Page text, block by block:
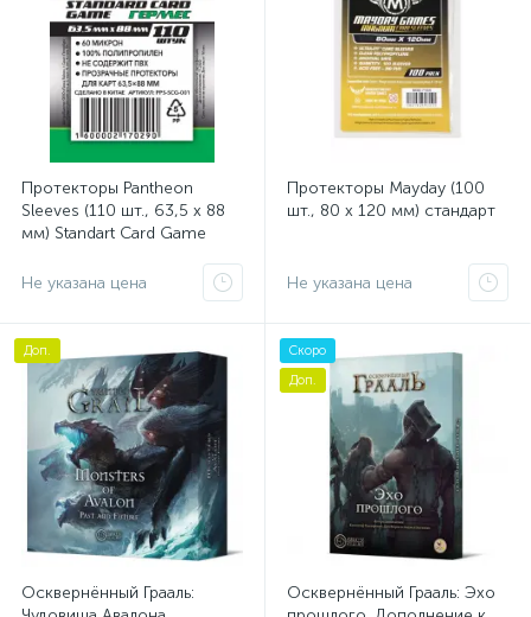
Протекторы Pantheon
Sleeves (110 шт., 63,5 x 88
мм) Standart Card Game
Не указана цена
Протекторы Mayday (100
шт., 80 x 120 мм) стандарт
Не указана цена
Доп.
Осквернённый Грааль:
Скоро
Доп.
Осквернённый Грааль: Эхо